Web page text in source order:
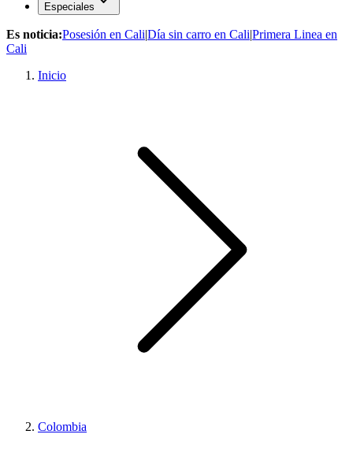
Especiales
Es noticia:Posesión en Cali|Día sin carro en Cali|Primera Linea en
Cali
Inicio
Colombia